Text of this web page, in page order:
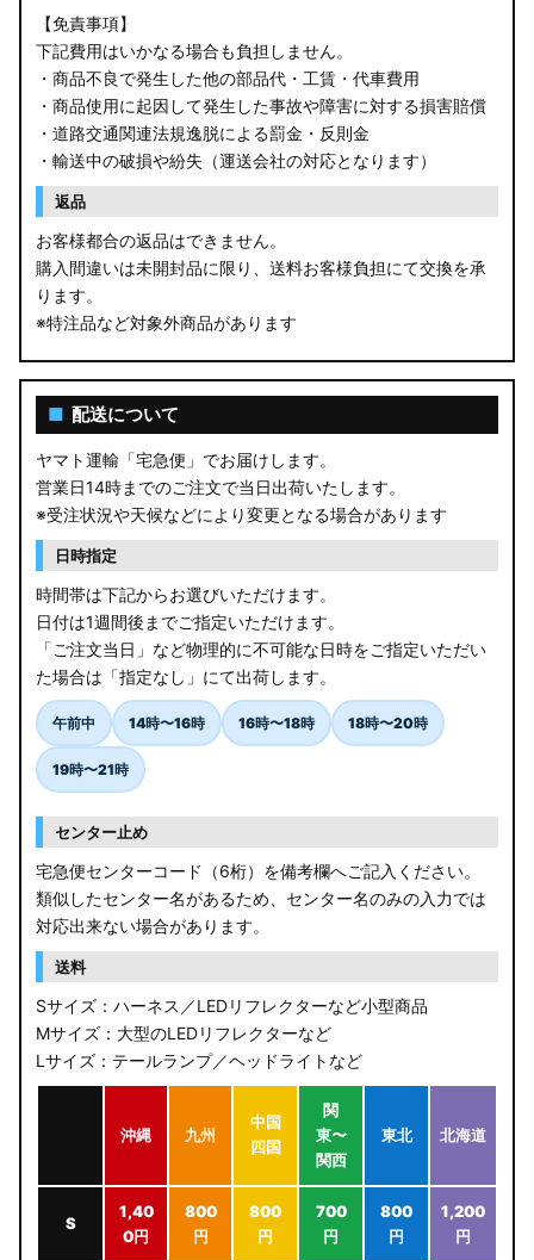
GU クロストレック
GU インプレッサ
VN5 VNH レヴォーグ / レイバック
ZD8 BRZ
ZC6 BRZ
URJ201 LX570
AGL10W RX450h
USF/UVF4# LS600h
JF5/6 N-BOX カスタム
MK94S/MK54S スペーシア / カスタム
ZCEDS/ZDEDS/ZCDDS/ZDDDS スイフト
AZSH36W/AZSH37W クラウンスポーツ
LA400K コペン
汎用LEDバルブ
アウトレット
JB64W/JB74W/JC74W ジムニー/シエラ/ノマド
【免責事項】
下記費用はいかなる場合も負担しません。
・商品不良で発生した他の部品代・工賃・代車費用
・商品使用に起因して発生した事故や障害に対する損害賠償
・道路交通関連法規逸脱による罰金・反則金
・輸送中の破損や紛失（運送会社の対応となります）
返品
お客様都合の返品はできません。
購入間違いは未開封品に限り、送料お客様負担にて交換を承
ります。
※特注品など対象外商品があります
■ 配送について
ヤマト運輸「宅急便」でお届けします。
営業日14時までのご注文で当日出荷いたします。
※受注状況や天候などにより変更となる場合があります
日時指定
時間帯は下記からお選びいただけます。
日付は1週間後までご指定いただけます。
「ご注文当日」など物理的に不可能な日時をご指定いただい
た場合は「指定なし」にて出荷します。
午前中 14時〜16時 16時〜18時 18時〜20時
19時〜21時
センター止め
宅急便センターコード（6桁）を備考欄へご記入ください。
類似したセンター名があるため、センター名のみの入力では
対応出来ない場合があります。
送料
Sサイズ：ハーネス／LEDリフレクターなど小型商品
Mサイズ：大型のLEDリフレクターなど
Lサイズ：テールランプ／ヘッドライトなど
沖縄 九州
中国
四国
関
東〜
関西
東北 北海道
S
1,40
0円
800
円
800
円
700
円
800
円
1,200
円